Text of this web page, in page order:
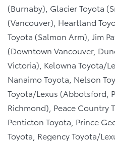
(Burnaby), Glacier Toyota
(Vancouver), Heartland
Toyota (Salmon Arm), Jim
(Downtown Vancouver,
Victoria), Kelowna Toyota/
Nanaimo Toyota, Nelson
Toyota/Lexus (Abbotsford,
Richmond), Peace Country
Penticton Toyota, Prince
Toyota, Regency Toyota/